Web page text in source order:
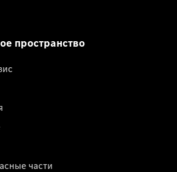
пространство
части